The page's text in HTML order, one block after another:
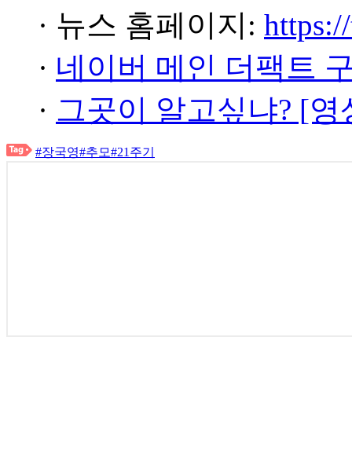
· 뉴스 홈페이지:
· 네이버 메인 더팩트
· 그곳이 알고싶냐? [
#장국영#추모#21주기